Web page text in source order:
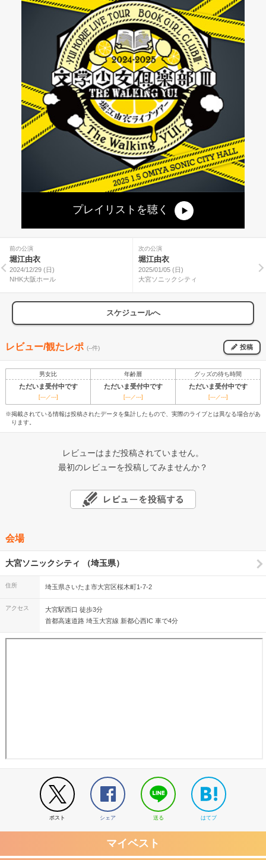
プレイリストを聴く
前の公演
堀江由衣
2024/12/29 (日)
NHK大阪ホール
次の公演
堀江由衣
2025/01/05 (日)
大宮ソニックシティ
スケジュールへ
レビュー/観たレポ (--件) 投稿
男女比 年齢層 グッズの待ち時間
ただいま受付中です ただいま受付中です ただいま受付中です
[---／---] [---／---] [---／---]
※掲載されている情報は投稿されたデータを集計したもので、実際のライブとは異なる場合があ
ります。
レビューはまだ投稿されていません。
最初のレビューを投稿してみませんか？
会場
大宮ソニックシティ （埼玉県）
住所 埼玉県さいたま市大宮区桜木町1-7-2
アクセス
大宮駅西口 徒歩3分
首都高速道路 埼玉大宮線 新都心西IC 車で4分
ポスト シェア 送る はてブ
マイベスト